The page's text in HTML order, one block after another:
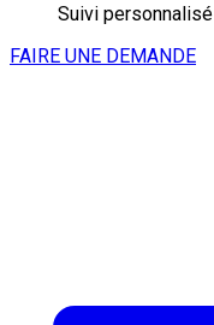
Suivi personnalisé
FAIRE UNE DEMANDE